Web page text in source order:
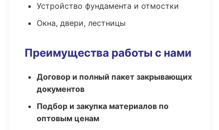
Устройство фундамента и отмостки
Окна, двери, лестницы
Преимущества работы с нами
Договор и полный пакет закрывающих
документов
Подбор и закупка материалов по
оптовым ценам